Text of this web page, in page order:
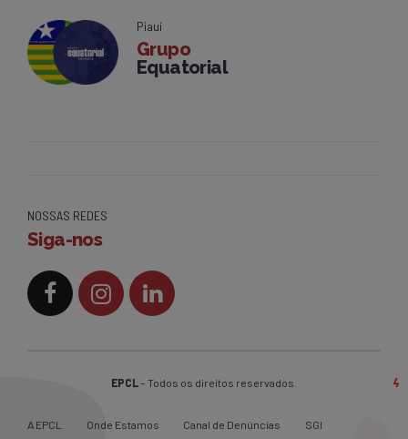
Piauí
Grupo
Equatorial
NOSSAS REDES
Siga-nos
EPCL– Todos os direitos reservados.
A EPCL Onde Estamos Canal de Denúncias
SGI